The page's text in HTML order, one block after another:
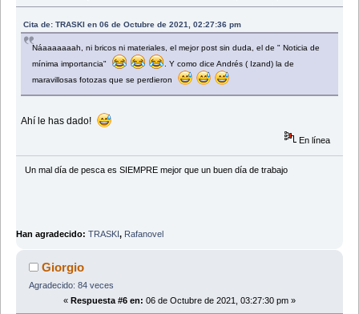
Cita de: TRASKI en 06 de Octubre de 2021, 02:27:36 pm
Náaaaaaaah, ni bricos ni materiales, el mejor post sin duda, el de " Noticia de
mínima importancia"
. Y como dice Andrés ( Izand) la de
maravillosas fotozas que se perdieron
Ahí le has dado!
En línea
Un mal día de pesca es SIEMPRE mejor que un buen dí­a de trabajo
Han agradecido: TRASKI, Rafanovel
Giorgio
Agradecido: 84 veces
« Respuesta #6 en: 06 de Octubre de 2021, 03:27:30 pm »